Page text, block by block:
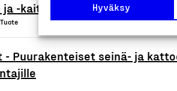
Hyväksy
-kaiteet
- Puurakenteiset seinä- ja